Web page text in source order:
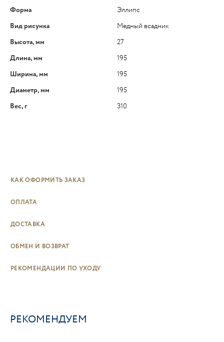
Форма
Эллипс
Вид рисунка
Медный всадник
Высота, мм
27
Длина, мм
195
Ширина, мм
195
Диаметр, мм
195
Вес, г
310
КАК ОФОРМИТЬ ЗАКАЗ
ОПЛАТА
ДОСТАВКА
ОБМЕН И ВОЗВРАТ
РЕКОМЕНДАЦИИ ПО УХОДУ
РЕКОМЕНДУЕМ